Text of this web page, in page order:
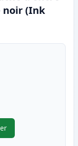
noir (Ink
PGI-2500XLBK